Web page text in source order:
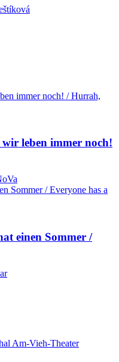
leben immer noch!
einen Sommer /
Am-Vieh-Theater